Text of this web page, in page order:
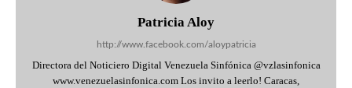
Patricia Aloy
http://www.facebook.com/aloypatricia
Directora del Noticiero Digital Venezuela Sinfónica @vzlasinfonica
www.venezuelasinfonica.com Los invito a leerlo! Caracas,